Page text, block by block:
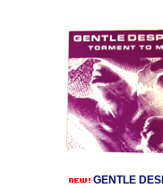
GENTLE